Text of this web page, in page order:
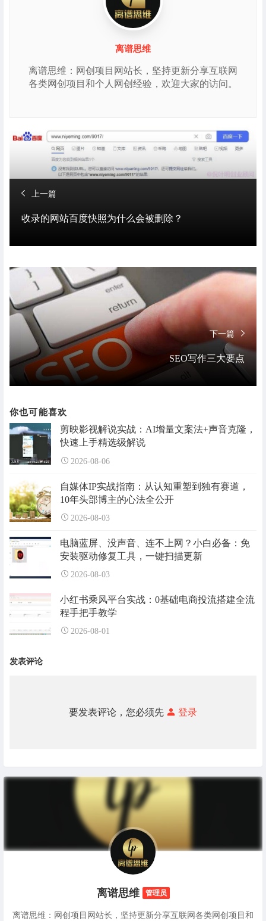
离谱思维
离谱思维：网创项目网站长，坚持更新分享互联网
各类网创项目和个人网创经验，欢迎大家的访问。
上一篇
收录的网站百度快照为什么会被删除？
下一篇
SEO写作三大要点
你也可能喜欢
剪映影视解说实战：AI增量文案法+声音克隆，
快速上手精选级解说
2026-08-06
自媒体IP实战指南：从认知重塑到独有赛道，
10年头部博主的心法全公开
2026-08-03
电脑蓝屏、没声音、连不上网？小白必备：免
安装驱动修复工具，一键扫描更新
2026-08-03
小红书乘风平台实战：0基础电商投流搭建全流
程手把手教学
2026-08-01
发表评论
要发表评论，您必须先 登录
离谱思维 管理员
离谱思维：网创项目网站长，坚持更新分享互联网各类网创项目和